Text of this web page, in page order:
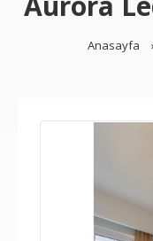
Anasayfa